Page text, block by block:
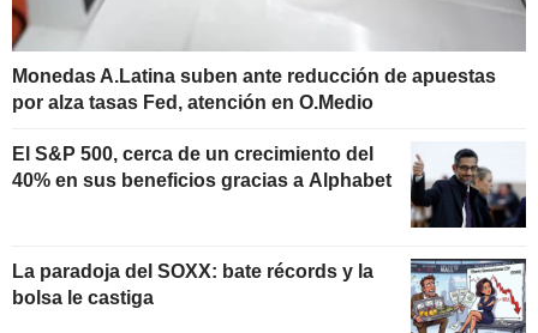
Monedas A.Latina suben ante reducción de apuestas
por alza tasas Fed, atención en O.Medio
El S&P 500, cerca de un crecimiento del
40% en sus beneficios gracias a Alphabet
La paradoja del SOXX: bate récords y la
bolsa le castiga